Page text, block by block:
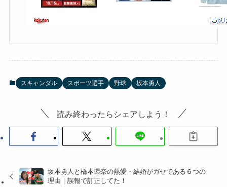
スキャンダル スポーツ選手 野球 坂本勇人
読み終わったらシェアしよう！
坂本勇人と橋本環奈の熱愛・結婚がガセである６つの
理由｜誤報で訂正してた！